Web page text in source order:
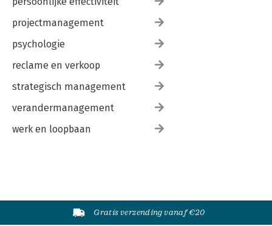
projectmanagement
psychologie
reclame en verkoop
strategisch management
verandermanagement
werk en loopbaan
Gratis verzending vanaf €20